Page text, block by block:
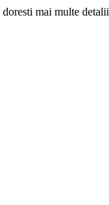
mai multe detalii